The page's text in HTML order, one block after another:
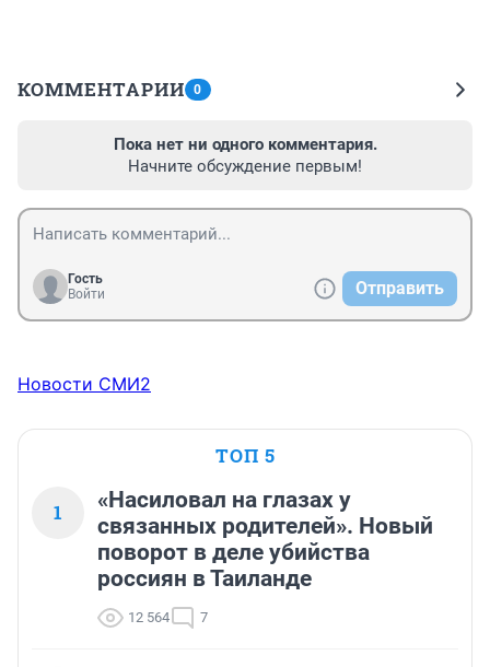
КОММЕНТАРИИ 0
Пока нет ни одного комментария.
Начните обсуждение первым!
Гость
Войти
Отправить
Новости СМИ2
ТОП 5
1
«Насиловал на глазах у
связанных родителей». Новый
поворот в деле убийства
россиян в Таиланде
12 564 7